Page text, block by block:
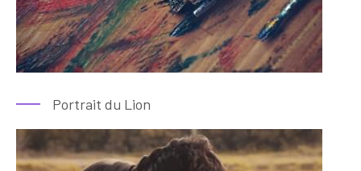
Portrait du Lion